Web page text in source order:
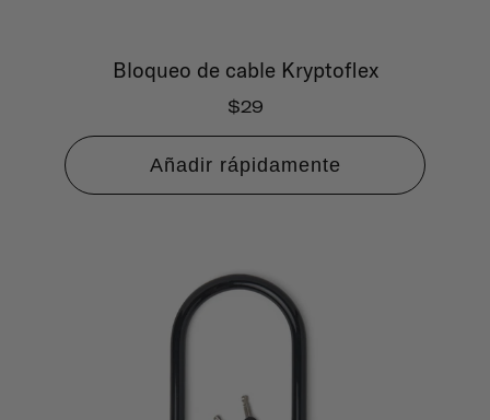
Bloqueo de cable Kryptoflex
$29
Añadir rápidamente